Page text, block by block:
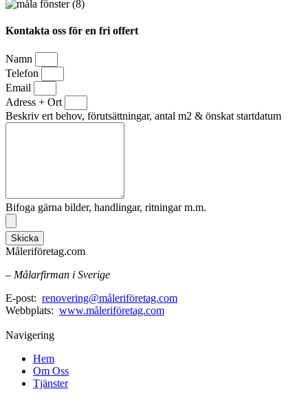
Kontakta oss för en fri offert
Namn
Telefon
Email
Adress + Ort
Beskriv ert behov, förutsättningar, antal m2 & önskat startdatum
Bifoga gärna bilder, handlingar, ritningar m.m.
Skicka
Måleriföretag.com
– Målarfirman i Sverige
E-post: renovering@måleriföretag.com
Webbplats: www.måleriföretag.com
Navigering
Hem
Om Oss
Tjänster